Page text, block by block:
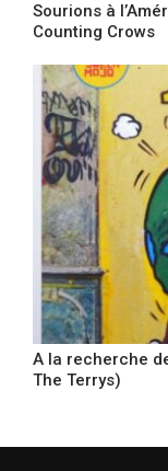
Sourions à
Counting Crows
A la recherche
The Terrys)